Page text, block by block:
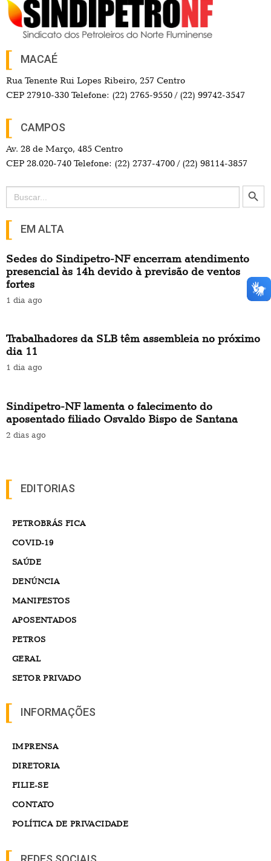
MACAÉ
Rua Tenente Rui Lopes Ribeiro, 257 Centro
CEP 27910-330 Telefone: (22) 2765-9550 / (22) 99742-3547
CAMPOS
Av. 28 de Março, 485 Centro
CEP 28.020-740 Telefone: (22) 2737-4700 / (22) 98114-3857
Search
for:
Search Button
EM ALTA
Sedes do Sindipetro-NF encerram atendimento
presencial às 14h devido à previsão de ventos
fortes
1 dia ago
Trabalhadores da SLB têm assembleia no próximo
dia 11
1 dia ago
Sindipetro-NF lamenta o falecimento do
aposentado filiado Osvaldo Bispo de Santana
2 dias ago
EDITORIAS
PETROBRÁS FICA
COVID-19
SAÚDE
DENÚNCIA
MANIFESTOS
APOSENTADOS
PETROS
GERAL
SETOR PRIVADO
INFORMAÇÕES
IMPRENSA
DIRETORIA
FILIE-SE
CONTATO
POLÍTICA DE PRIVACIDADE